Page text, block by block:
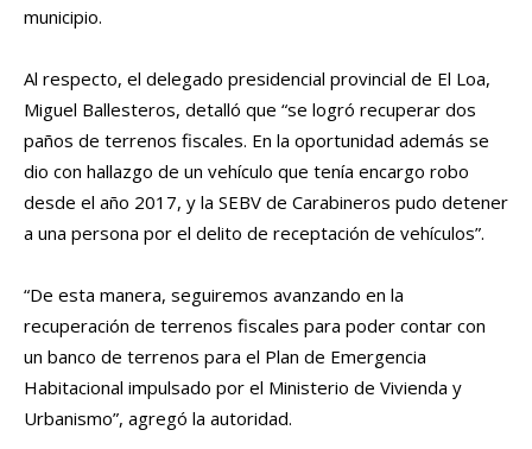
municipio.
Al respecto, el delegado presidencial provincial de El Loa,
Miguel Ballesteros, detalló que “se logró recuperar dos
paños de terrenos fiscales. En la oportunidad además se
dio con hallazgo de un vehículo que tenía encargo robo
desde el año 2017, y la SEBV de Carabineros pudo detener
a una persona por el delito de receptación de vehículos”.
“De esta manera, seguiremos avanzando en la
recuperación de terrenos fiscales para poder contar con
un banco de terrenos para el Plan de Emergencia
Habitacional impulsado por el Ministerio de Vivienda y
Urbanismo”, agregó la autoridad.